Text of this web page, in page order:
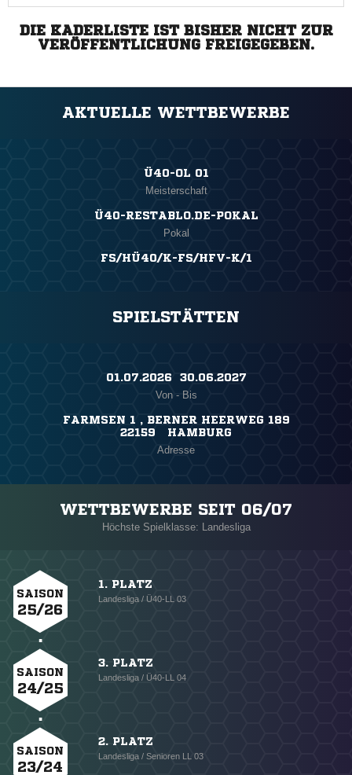
DIE KADERLISTE IST BISHER NICHT ZUR
VERÖFFENTLICHUNG FREIGEGEBEN.
AKTUELLE WETTBEWERBE
Ü40-OL 01
Meisterschaft
Ü40-RESTABLO.DE-POKAL
Pokal
FS/HÜ40/K-FS/HFV-K/1
SPIELSTÄTTEN
01.07.2026 ​ 30.06.2027
Von - Bis
FARMSEN 1 , BERNER HEERWEG 189
22159 HAMBURG
Adresse
WETTBEWERBE SEIT 06/07
Höchste Spielklasse: Landesliga
SAISON
25/26
1. PLATZ
Landesliga / Ü40-LL 03
SAISON
24/25
3. PLATZ
Landesliga / Ü40-LL 04
SAISON
23/24
2. PLATZ
Landesliga / Senioren LL 03